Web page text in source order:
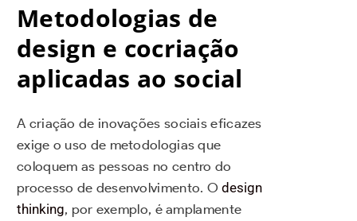
Metodologias de
design e cocriação
aplicadas ao social
A criação de inovações sociais eficazes
exige o uso de metodologias que
coloquem as pessoas no centro do
processo de desenvolvimento. Odesign
thinking, por exemplo, é amplamente